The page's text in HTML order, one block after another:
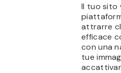
Il tuo sito
attrarre
efficace
con una
tue